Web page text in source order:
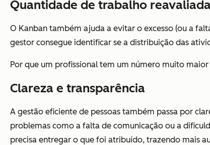
Quantidade de trabalho reavaliada
O Kanban também ajuda a evitar o excesso (ou a
gestor consegue identificar se a distribuição das
Por que um profissional tem um número muito
Clareza e transparência
A gestão eficiente de pessoas também passa por
problemas como a falta de comunicação ou a
precisa entregar o que foi atribuído, trazendo mais